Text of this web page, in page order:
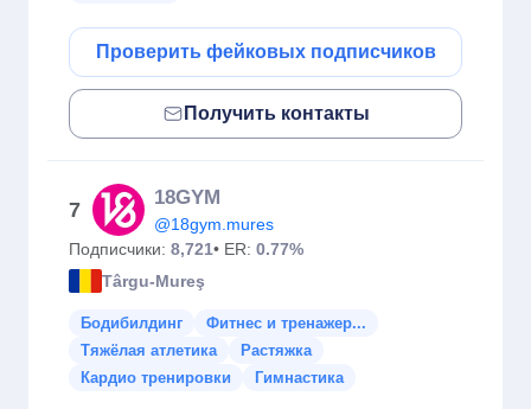
Проверить фейковых подписчиков
Получить контакты
7
18GYM
@18gym.mures
Подписчики: 8,721• ER: 0.77%
Târgu-Mureş
Бодибилдинг
Фитнес и тренажер...
Тяжёлая атлетика
Растяжка
Кардио тренировки
Гимнастика